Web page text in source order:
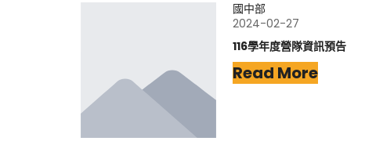
國中部
2024-02-27
116學年度營隊資訊預告
Read More